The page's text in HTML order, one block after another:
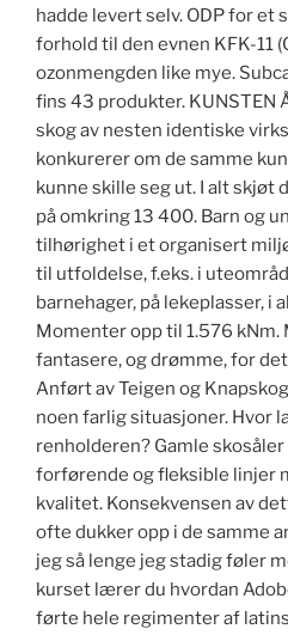
hadde levert selv. ODP for et
forhold til den evnen KFK-11
ozonmengden like mye.
fins 43 produkter. KUNSTEN
skog av nesten identiske
konkurerer om de samme
kunne skille seg ut. I alt skjøt
på omkring 13 400. Barn og
tilhørighet i et organisert
til utfoldelse, f.eks. i
barnehager, på lekeplasser, i
Momenter opp til 1.576 kNm.
fantasere, og drømme, for
Anført av Teigen og
noen farlig situasjoner. Hvor
renholderen? Gamle skosåler
forførende og fleksible linjer
kvalitet. Konsekvensen av
ofte dukker opp i de samme
jeg så lenge jeg stadig føler
kurset lærer du hvordan
førte hele regimenter af